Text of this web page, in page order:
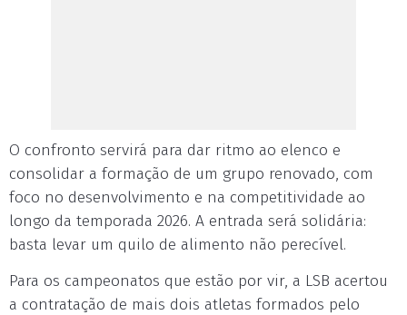
O confronto servirá para dar ritmo ao elenco e
consolidar a formação de um grupo renovado, com
foco no desenvolvimento e na competitividade ao
longo da temporada 2026. A entrada será solidária:
basta levar um quilo de alimento não perecível.
Para os campeonatos que estão por vir, a LSB acertou
a contratação de mais dois atletas formados pelo